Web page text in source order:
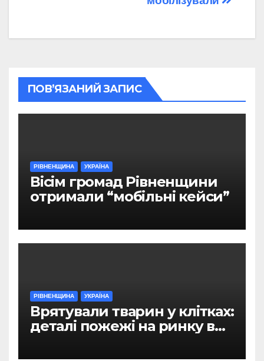
ПОВ’ЯЗАНИЙ ЗАПИС
РІВНЕНЩИНА УКРАЇНА
Вісім громад Рівненщини
отримали “мобільні кейси”
РІВНЕНЩИНА УКРАЇНА
Врятували тварин у клітках:
деталі пожежі на ринку в